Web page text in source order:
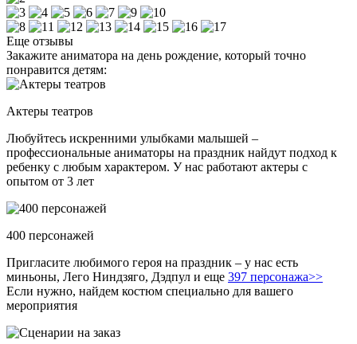
Еще отзывы
Закажите аниматора на день рождение, который точно
понравится детям:
Актеры театров
Любуйтесь искренними улыбками малышей –
профессиональные аниматоры на праздник найдут подход к
ребенку с любым характером. У нас работают актеры с
опытом от 3 лет
400 персонажей
Пригласите любимого героя на праздник – у нас есть
миньоны, Лего Ниндзяго, Дэдпул и еще 397 персонажа>>
Если нужно, найдем костюм специально для вашего
мероприятия